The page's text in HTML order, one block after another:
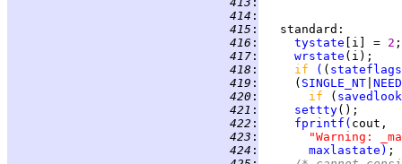
414 :
415 : standard
416 : tystate [i] = 2
417 : wrstate
418 : if ( ( stateflags
419 :
     (
SINGLE_NT
420 : if ( savedlook
421 : settty
422 : fprintf (
423 :
"Warning:
424 : maxlastate )